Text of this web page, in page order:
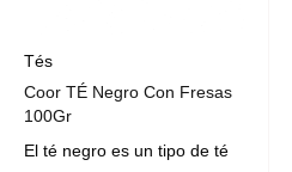
Tés
Coor TÉ Negro Con Fresas
100Gr
El té negro es un tipo de té